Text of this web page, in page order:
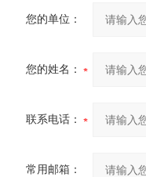
您的单位：
您的姓名：
联系电话：
常用邮箱：